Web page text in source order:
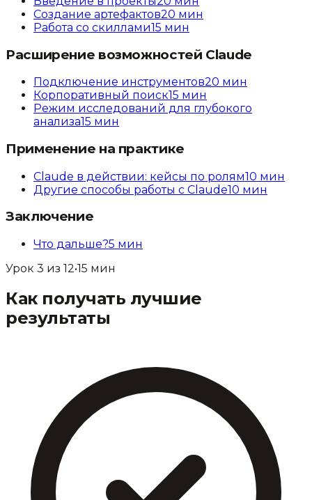
Создание артефактов20 мин
Работа со скиллами15 мин
Расширение возможностей Claude
Подключение инструментов20 мин
Корпоративный поиск15 мин
Режим исследований для глубокого
анализа15 мин
Применение на практике
Claude в действии: кейсы по ролям10 мин
Другие способы работы с Claude10 мин
Заключение
Что дальше?5 мин
Урок 3 из 12•15 мин
Как получать лучшие
результаты